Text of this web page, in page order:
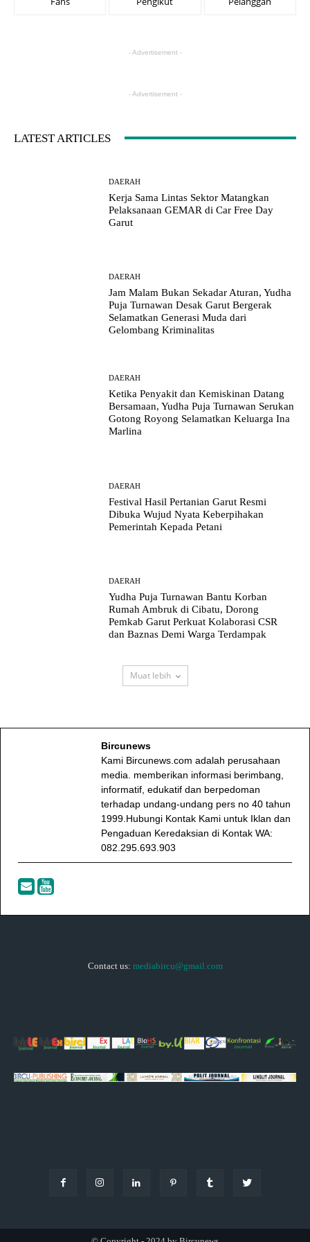
- Advertisement -
- Advertisement -
LATEST ARTICLES
DAERAH
Kerja Sama Lintas Sektor Matangkan
Pelaksanaan GEMAR di Car Free Day
Garut
DAERAH
Jam Malam Bukan Sekadar Aturan, Yudha
Puja Turnawan Desak Garut Bergerak
Selamatkan Generasi Muda dari
Gelombang Kriminalitas
DAERAH
Ketika Penyakit dan Kemiskinan Datang
Bersamaan, Yudha Puja Turnawan Serukan
Gotong Royong Selamatkan Keluarga Ina
Marlina
DAERAH
Festival Hasil Pertanian Garut Resmi
Dibuka Wujud Nyata Keberpihakan
Pemerintah Kepada Petani
DAERAH
Yudha Puja Turnawan Bantu Korban
Rumah Ambruk di Cibatu, Dorong
Pemkab Garut Perkuat Kolaborasi CSR
dan Baznas Demi Warga Terdampak
Muat lebih
Bircunews
Kami Bircunews.com adalah perusahaan
media. memberikan informasi berimbang,
informatif, edukatif dan berpedoman
terhadap undang-undang pers no 40 tahun
1999.Hubungi Kontak Kami untuk Iklan dan
Pengaduan Keredaksian di Kontak WA:
082.295.693.903
Contact us: mediabircu@gmail.com